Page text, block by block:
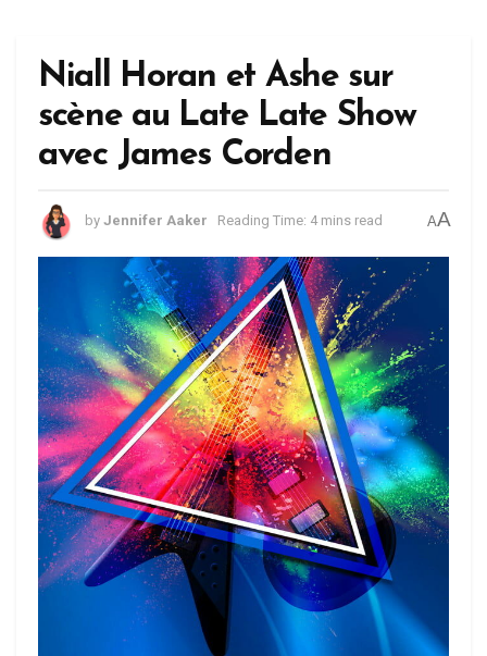
Niall Horan et Ashe sur
scène au Late Late Show
avec James Corden
by Jennifer Aaker Reading Time: 4 mins read AA